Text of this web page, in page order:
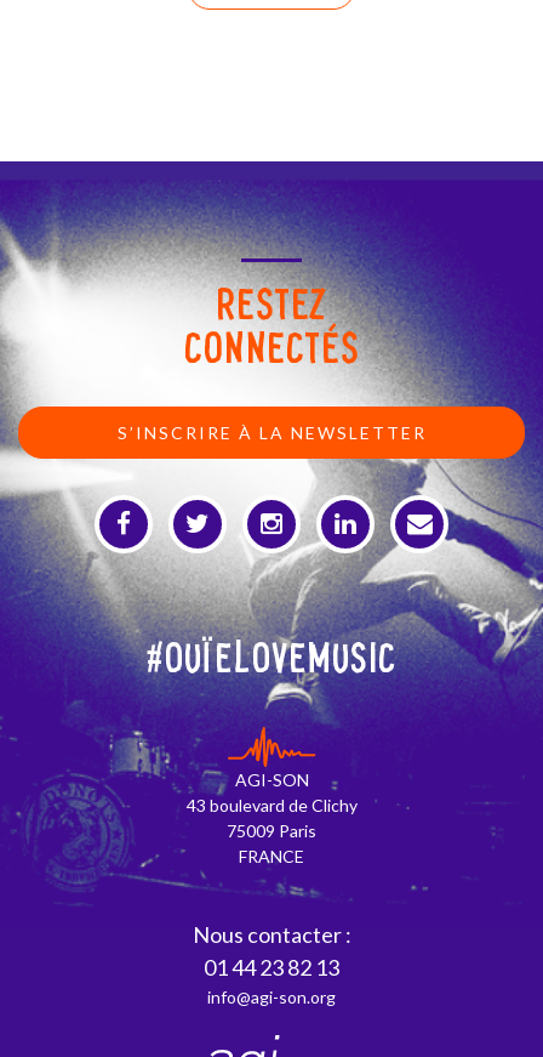
RESTEZ
CONNECTÉS
S’INSCRIRE À LA NEWSLETTER
#OuïeLoveMusic
AGI-SON
43 boulevard de Clichy
75009 Paris
FRANCE
Nous contacter :
01 44 23 82 13
info@agi-son.org